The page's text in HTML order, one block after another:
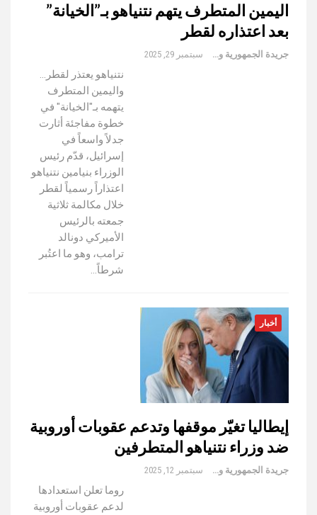
اليمين المتطرف يتهم نتنياهو بـ”الخيانة”
بعد اعتذاره لقطر
جريدة الجمهورية والعالم سبتمبر 29, 2025
نتنياهو يعتذر لقطر...
واليمين المتطرف
يتهمه بـ"الخيانة" في
خطوة مفاجئة أثارت
جدلاً واسعاً في
إسرائيل، قدّم رئيس
الوزراء بنيامين نتنياهو
اعتذاراً رسمياً لقطر
خلال مكالمة ثلاثية
جمعته بالرئيس
الأميركي دونالد
ترامب، وهو ما اعتُبر
شرطاً…
أخبار
إيطاليا تغيّر موقفها وتدعم عقوبات أوروبية
ضد وزراء نتنياهو المتطرفين
جريدة الجمهورية والعالم سبتمبر 12, 2025
روما تعلن استعدادها
لدعم عقوبات أوروبية